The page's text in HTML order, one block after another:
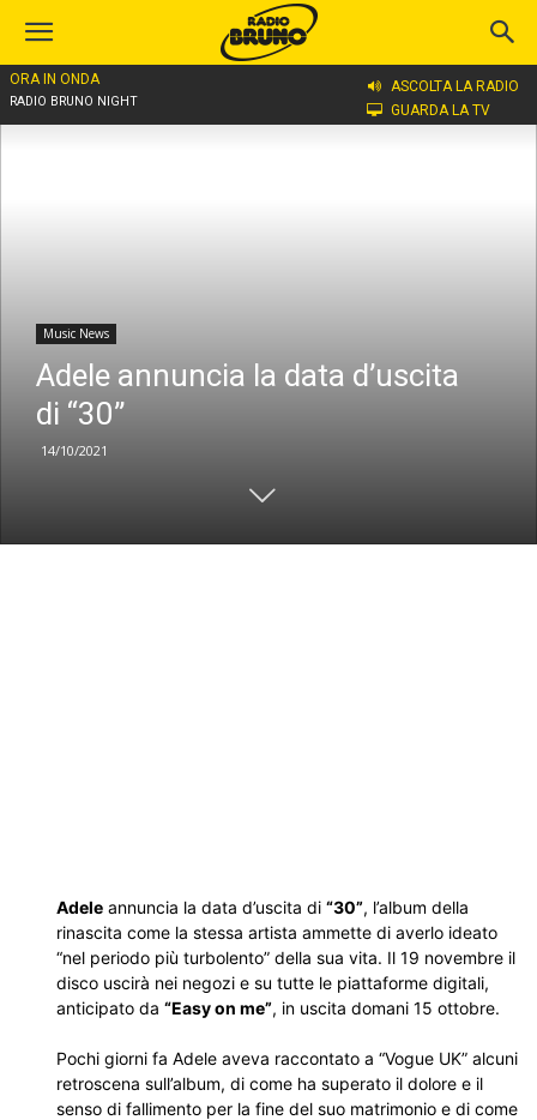
ORA IN ONDA
RADIO BRUNO NIGHT
ASCOLTA LA RADIO
GUARDA LA TV
Home
Music News
Adele annuncia la data d’uscita
di “30”
14/10/2021
Adele annuncia la data d’uscita di “30”, l’album della
rinascita come la stessa artista ammette di averlo ideato
“nel periodo più turbolento” della sua vita. Il 19 novembre il
disco uscirà nei negozi e su tutte le piattaforme digitali,
anticipato da “Easy on me”, in uscita domani 15 ottobre.
Pochi giorni fa Adele aveva raccontato a “Vogue UK” alcuni
retroscena sull’album, di come ha superato il dolore e il
senso di fallimento per la fine del suo matrimonio e di come